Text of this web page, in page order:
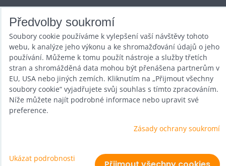
Zábava na Vaši akci
Půjčovna
Promotéři
Kurzy a setkání
Velkoobchod
Nabídka práce
Předvolby soukromí Zásady ochrany soukromí
Předvolby soukromí
Soubory cookie používáme k vylepšení vaší návštěvy tohoto
webu, k analýze jeho výkonu a ke shromažďování údajů o jeho
používání. Můžeme k tomu použít nástroje a služby třetích
stran a shromážděná data mohou být přenášena partnerům v
EU, USA nebo jiných zemích. Kliknutím na „Přijmout všechny
soubory cookie“ vyjadřujete svůj souhlas s tímto zpracováním.
Níže můžete najít podrobné informace nebo upravit své
preference.
Zásady ochrany soukromí
Ukázat podrobnosti